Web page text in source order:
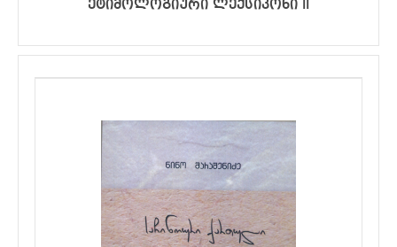
ეტიმოლოგიური ლექსიკონი II